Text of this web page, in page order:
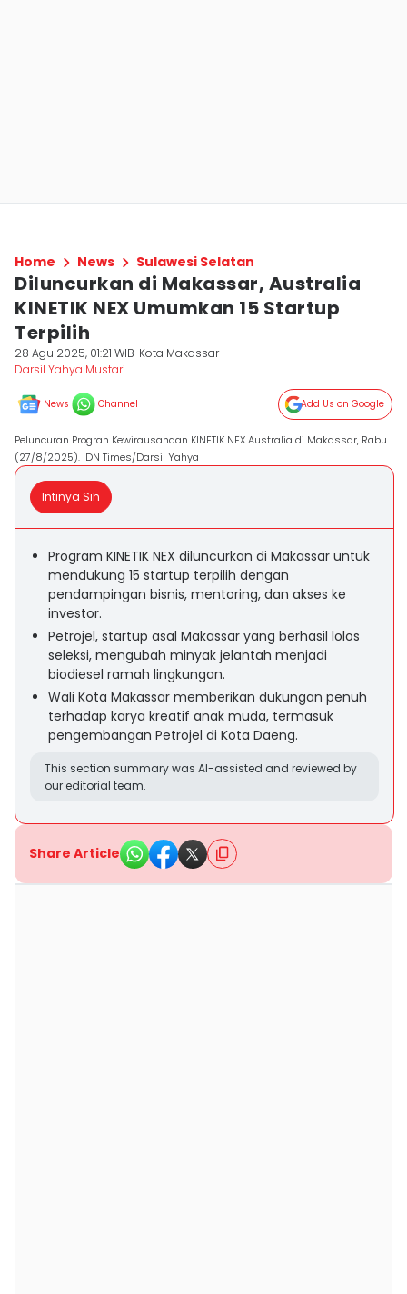
Home News Sulawesi Selatan
Diluncurkan di Makassar, Australia
KINETIK NEX Umumkan 15 Startup
Terpilih
28 Agu 2025, 01:21 WIB Kota Makassar
Darsil Yahya Mustari
News Channel Add Us on Google
Peluncuran Progran Kewirausahaan KINETIK NEX Australia di Makassar, Rabu
(27/8/2025). IDN Times/Darsil Yahya
Intinya Sih
Program KINETIK NEX diluncurkan di Makassar untuk
mendukung 15 startup terpilih dengan
pendampingan bisnis, mentoring, dan akses ke
investor.
Petrojel, startup asal Makassar yang berhasil lolos
seleksi, mengubah minyak jelantah menjadi
biodiesel ramah lingkungan.
Wali Kota Makassar memberikan dukungan penuh
terhadap karya kreatif anak muda, termasuk
pengembangan Petrojel di Kota Daeng.
This section summary was AI-assisted and reviewed by
our editorial team.
Share Article